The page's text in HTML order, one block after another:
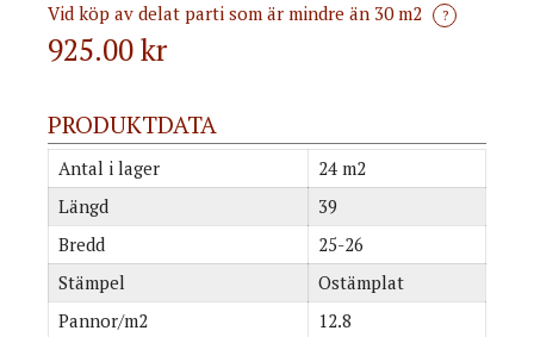
Vid köp av delat parti som är mindre än 30 m2 ?
925.00kr
PRODUKTDATA
Antal i lager
24 m2
Längd
39
Bredd
25-26
Stämpel
Ostämplat
Pannor/m2
12.8